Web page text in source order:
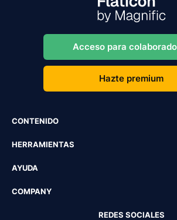
Acceso para
Hazte premium
CONTENIDO
HERRAMIENTAS
AYUDA
COMPANY
REDES SOCIALES